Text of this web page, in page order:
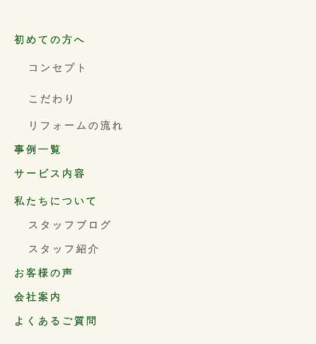
初めての方へ
コンセプト
こだわり
リフォームの流れ
事例一覧
サービス内容
私たちについて
スタッフブログ
スタッフ紹介
お客様の声
会社案内
よくあるご質問